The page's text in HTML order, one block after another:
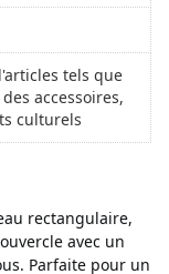
tels que
accessoires,
culturels
rectangulaire,
avec un
Parfaite pour un